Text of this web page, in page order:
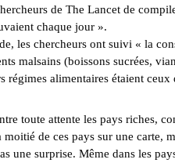
de The Lancet de
chaque jour ».
les chercheurs ont suivi « la
malsains (boissons sucrées,
régimes alimentaires étaient
toute attente les pays riches,
moitié de ces pays sur une
une surprise. Même dans les